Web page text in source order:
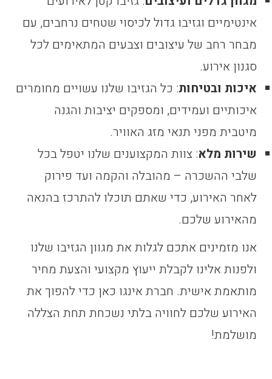
אינטימיים וגזיבו גדול לכיסוי שטחים נרחבים, עם
מבחר רחב של עיצובים וצבעים המתאימים לכל
סגנון אירוע.
איכות ובטיחות: כל הגזיבו שלנו עשויים מחומרים
איכותיים ועמידים, ומספקים יציבות והגנה
מיטבית מפני תנאי מזג האוויר.
שירות מלא: צוות המקצוענים שלנו יטפל בכל
שלבי ההשכרה – מהובלה והקמה ועד פירוק
לאחר האירוע, כדי שאתם תוכלו להתרכז בהנאה
מהאירוע שלכם.
אנו מזמינים אתכם לגלות את מגוון הגזיבו שלנו
ולפנות אלינו לקבלת ייעוץ מקצועי והצעת מחיר
מותאמת אישית. חברת אינגו כאן כדי להפוך את
האירוע שלכם לחוויה בלתי נשכחת תחת הצללה
מושלמת!